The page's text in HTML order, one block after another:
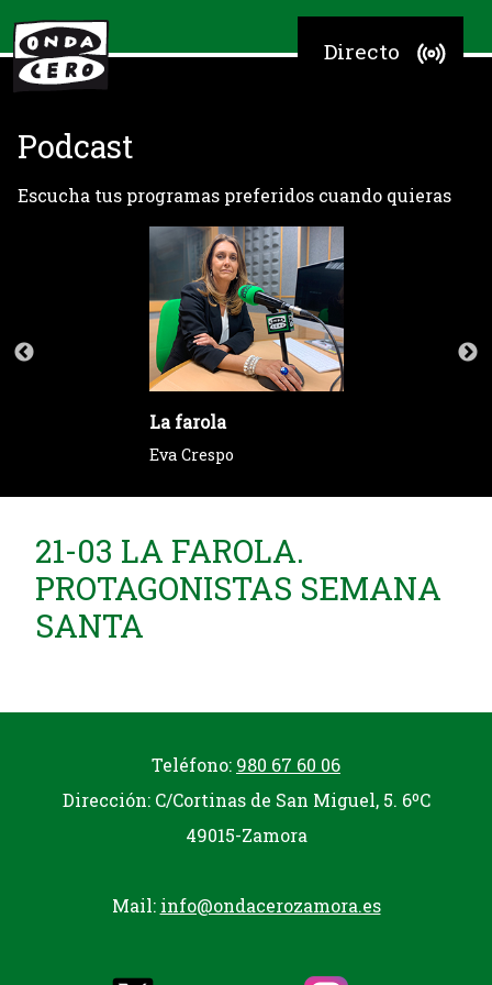
Directo
Podcast
Escucha tus programas preferidos cuando quieras
La farola
Eva Crespo
21-03 LA FAROLA.
PROTAGONISTAS SEMANA
SANTA
Teléfono: 980 67 60 06
Dirección: C/Cortinas de San Miguel, 5. 6ºC
49015-Zamora
Mail: info@ondacerozamora.es